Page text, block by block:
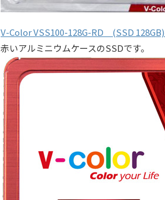
V-Color VSS100-128G-RD (SSD
赤いアルミニウムケースのSSDです。